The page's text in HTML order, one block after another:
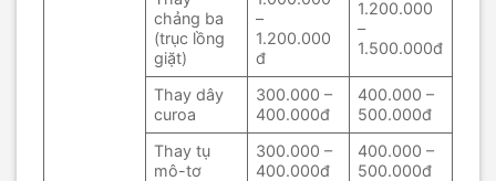
chảng ba
(trục lồng
giặt)
–
1.200.000
đ
1.200.000
–
1.500.000đ
Thay dây
curoa
300.000 –
400.000đ
400.000 –
500.000đ
Thay tụ
mô-tơ
300.000 –
400.000đ
400.000 –
500.000đ